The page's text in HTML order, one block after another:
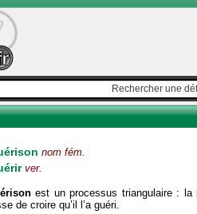
nom fém.
ver.
est un processus triangulaire : la
de croire qu’il l’a guéri.